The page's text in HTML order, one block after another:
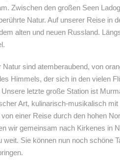
Zwischen den großen Seen
Natur. Auf unserer Reise in
alten und neuen Russland.
Natur sind atemberaubend, von
Himmels, der sich in den vielen
letzte große Station ist
Art, kulinarisch-musikalisch
einer Reise durch den hohen
wir gemeinsam nach Kirkenes in
weit. Sie können nun noch schöne